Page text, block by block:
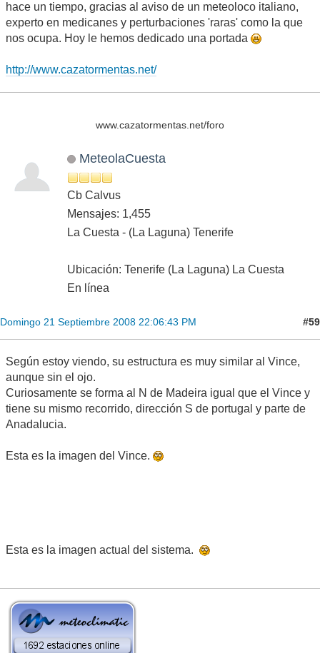
hace un tiempo, gracias al aviso de un meteoloco italiano,
experto en medicanes y perturbaciones 'raras' como la que
nos ocupa. Hoy le hemos dedicado una portada
http://www.cazatormentas.net/
www.cazatormentas.net/foro
MeteolaCuesta
Cb Calvus
Mensajes: 1,455
La Cuesta - (La Laguna) Tenerife
Ubicación: Tenerife (La Laguna) La Cuesta
En línea
Domingo 21 Septiembre 2008 22:06:43 PM #59
Según estoy viendo, su estructura es muy similar al Vince,
aunque sin el ojo.
Curiosamente se forma al N de Madeira igual que el Vince y
tiene su mismo recorrido, dirección S de portugal y parte de
Anadalucia.
Esta es la imagen del Vince.
Esta es la imagen actual del sistema.